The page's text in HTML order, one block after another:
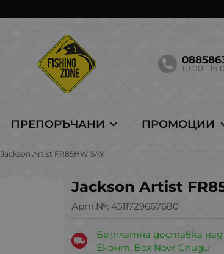
10.00 -
ПРОМОЦИИ
ПРЕПОРЪЧАНИ
Jackson Artist FR85HW SAY
Jackson Artist
Арт.№: 4511729667680
Безплатна доставка
Еконт, Box Now, Спиди